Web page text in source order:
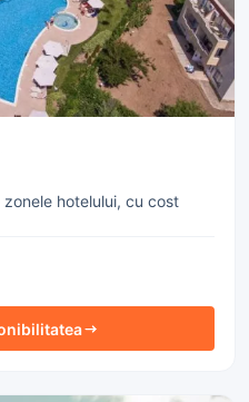
hotelului, cu cost